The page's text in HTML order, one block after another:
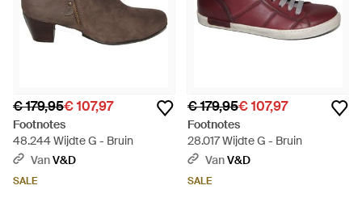
€ 179,95€ 107,97
Footnotes
48.244 Wijdte G - Bruin
VanV&D
SALE
€ 179,95€ 107,97
Footnotes
28.017 Wijdte G - Bruin
VanV&D
SALE